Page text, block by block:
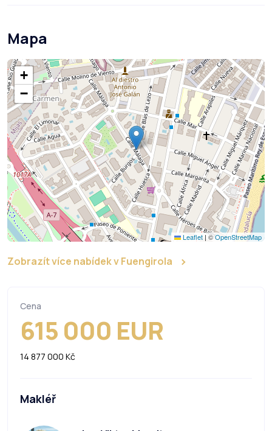
Mapa
+
−
Leaflet |©OpenStreetMap
Zobrazít více nabídek v Fuengirola
Cena
615 000 EUR
14 877 000 Kč
Makléř